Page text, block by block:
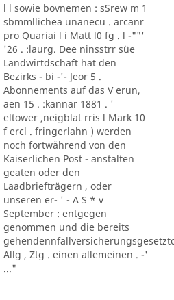
l l sowie bovnemen : sSrew m 1
sbmmllichea unanecu . arcanr
pro Quariai l i Matt l0 fg . l -""'
'26 . :laurg. Dee ninsstrr süe
Landwirtdschaft hat den
Bezirks - bi -'- Jeor 5 .
Abonnements auf das V erun,
aen 15 . :kannar 1881 . '
eltower ,neigblat rris l Mark 10
f ercl . fringerlahn ) werden
noch fortwährend von den
Kaiserlichen Post - anstalten
geaten oder den
Laadbriefträgern , oder
unseren er- ' - A S * v
September : entgegen
genommen und die bereits
Allg , Ztg . einen allemeinen . -'
..."